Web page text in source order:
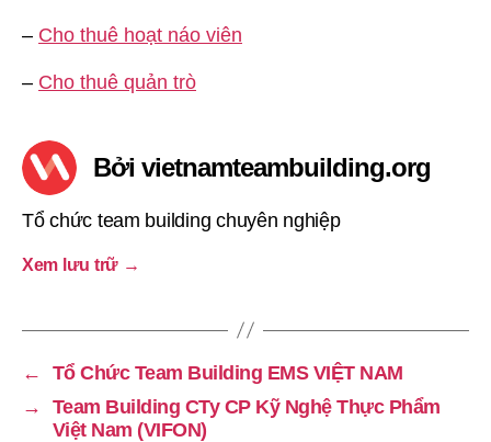
– Cho thuê hoạt náo viên
– Cho thuê quản trò
Bởi vietnamteambuilding.org
Tổ chức team building chuyên nghiệp
Xem lưu trữ →
←
Tổ Chức Team Building EMS VIỆT NAM
→
Team Building CTy CP Kỹ Nghệ Thực Phẩm
Việt Nam (VIFON)